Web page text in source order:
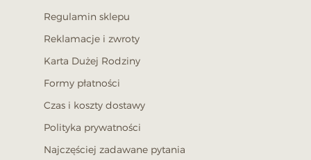
Regulamin sklepu
Reklamacje i zwroty
Karta Dużej Rodziny
Formy płatności
Czas i koszty dostawy
Polityka prywatności
Najczęściej zadawane pytania